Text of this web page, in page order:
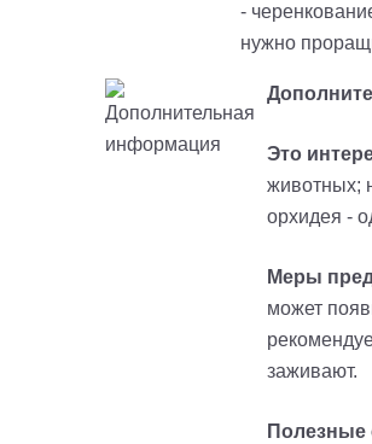
-
нужно
Это
животных;
орхидея -
Меры
может
заживают.
Полезные